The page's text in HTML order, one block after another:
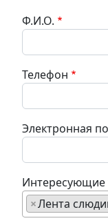
Ф.И.О.
Телефон
Электронная
Интересующие
×Лента